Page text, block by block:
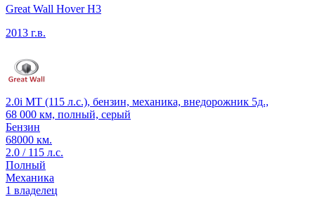
Great Wall Hover H3
2013 г.в.
2.0i MT (115 л.с.), бензин, механика, внедорожник 5д.,
68 000 км, полный, серый
Бензин
68000 км.
2.0 / 115 л.с.
Полный
Механика
1 владелец